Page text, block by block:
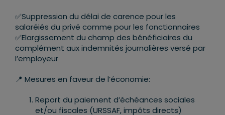
✅Suppression du délai de carence pour les
salaréiés du privé comme pour les fonctionnaires
✅Elargissement du champ des bénéficiaires du
complément aux indemnités journalières versé par
l’employeur
📍 Mesures en faveur de l’économie:
Report du paiement d’échéances sociales
et/ou fiscales (URSSAF, impôts directs)